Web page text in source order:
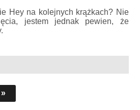
Hey na kolejnych krążkach? Nie
jestem jednak pewien, że